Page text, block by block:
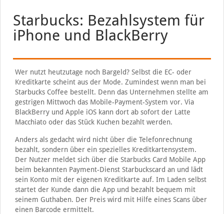
Starbucks: Bezahlsystem für
iPhone und BlackBerry
Wer nutzt heutzutage noch Bargeld? Selbst die EC- oder
Kreditkarte scheint aus der Mode. Zumindest wenn man bei
Starbucks Coffee bestellt. Denn das Unternehmen stellte am
gestrigen Mittwoch das Mobile-Payment-System vor. Via
BlackBerry und Apple iOS kann dort ab sofort der Latte
Macchiato oder das Stück Kuchen bezahlt werden.
Anders als gedacht wird nicht über die Telefonrechnung
bezahlt, sondern über ein spezielles Kreditkartensystem.
Der Nutzer meldet sich über die Starbucks Card Mobile App
beim bekannten Payment-Dienst Starbuckscard an und lädt
sein Konto mit der eigenen Kreditkarte auf. Im Laden selbst
startet der Kunde dann die App und bezahlt bequem mit
seinem Guthaben. Der Preis wird mit Hilfe eines Scans über
einen Barcode ermittelt.